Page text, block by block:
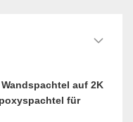
auf 2K
für